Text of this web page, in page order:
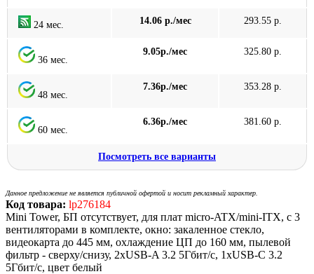
24 мес. 14.06 р./мес 293.55 р.
36 мес.
9.05р./мес 325.80 р.
48 мес.
7.36р./мес 353.28 р.
60 мес.
6.36р./мес 381.60 р.
Посмотреть все варианты
Данное предложение не является публичной офертой и носит рекламный характер.
Код товара: lp276184
Mini Tower, БП отсутствует, для плат micro-ATX/mini-ITX, с 3
вентиляторами в комплекте, окно: закаленное стекло,
видеокарта до 445 мм, охлаждение ЦП до 160 мм, пылевой
фильтр - сверху/снизу, 2xUSB-A 3.2 5Гбит/с, 1xUSB-C 3.2
5Гбит/с, цвет белый